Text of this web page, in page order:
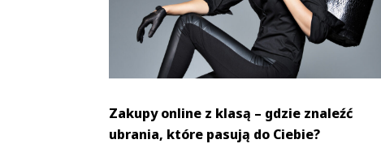
Zakupy online z klasą – gdzie znaleźć
ubrania, które pasują do Ciebie?